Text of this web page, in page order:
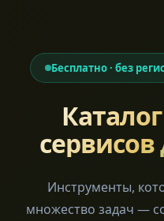
Бесплатно · без
сервисов
Инструменты,
множество задач —